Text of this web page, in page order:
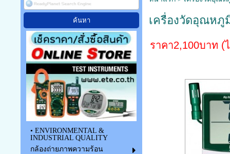
• ENVIRONMENTAL &
INDUSTRIAL QUALITY
กล้องถ่ายภาพความร้อน
เครื่องวัดอุณหภูมิ
ราคา2,100บาท (